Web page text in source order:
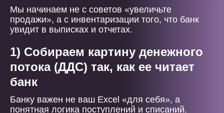
Мы начинаем не с советов «увеличьте
продажи», а с инвентаризации того, что банк
увидит в выписках и отчетах.
1) Собираем картину денежного
потока (ДДС) так, как ее читает
банк
Банку важен не ваш Excel «для себя», а
понятная логика поступлений и списаний.